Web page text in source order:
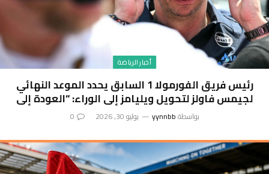
أخبار الرياضة
رئيس فريق الفورمولا 1 السابق يحدد الموعد النهائي
لجيمس فاولز لتحويل ويليامز إلى الوراء: “العودة إلى
الوراء” بواسطةyynnbb يوليو 30, 2026 0